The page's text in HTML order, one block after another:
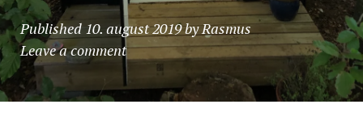
Published 10. august 2019byRasmus
Leave a comment